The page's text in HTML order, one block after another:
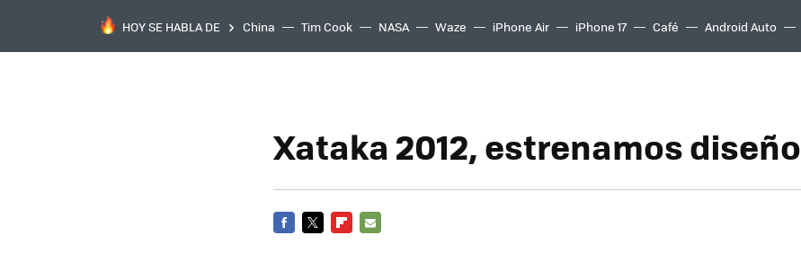
HOY SE HABLA DE China Tim Cook NASA Waze iPhone Air iPhone 17 Café Android Auto
Xataka 2012, estrenamos diseño